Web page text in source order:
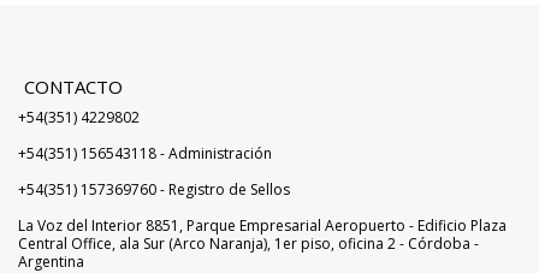
CONTACTO
+54(351) 4229802
+54(351) 156543118 - Administración
+54(351) 157369760 - Registro de Sellos
La Voz del Interior 8851, Parque Empresarial Aeropuerto - Edificio Plaza
Central Office, ala Sur (Arco Naranja), 1er piso, oficina 2 - Córdoba -
Argentina